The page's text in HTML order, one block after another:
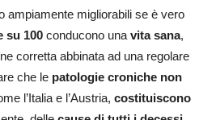
ampiamente migliorabili se è vero
su 100 conducono una vita sana,
corretta abbinata ad una regolare
che le patologie croniche non
l’Italia e l’Austria, costituiscono